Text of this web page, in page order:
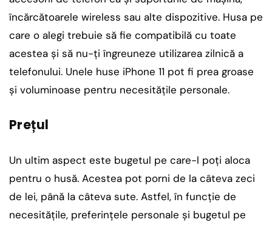
încărcătoarele wireless sau alte dispozitive. Husa pe
care o alegi trebuie să fie compatibilă cu toate
acestea și să nu-ți îngreuneze utilizarea zilnică a
telefonului. Unele huse iPhone 11 pot fi prea groase
și voluminoase pentru necesitățile personale.
Prețul
Un ultim aspect este bugetul pe care-l poți aloca
pentru o husă. Acestea pot porni de la câteva zeci
de lei, până la câteva sute. Astfel, în funcție de
necesitățile, preferințele personale și bugetul pe